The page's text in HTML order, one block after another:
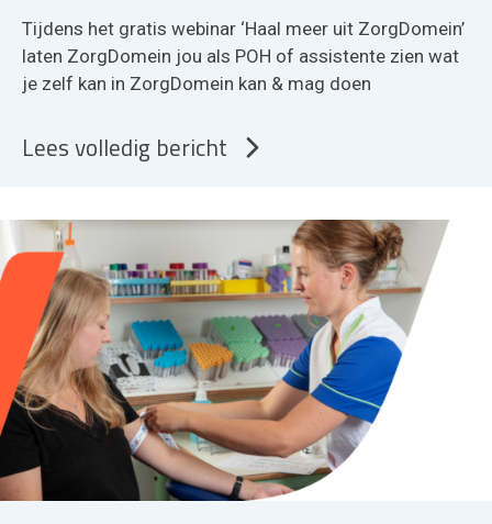
Tijdens het gratis webinar ‘Haal meer uit ZorgDomein’
laten ZorgDomein jou als POH of assistente zien wat
je zelf kan in ZorgDomein kan & mag doen
Lees volledig bericht